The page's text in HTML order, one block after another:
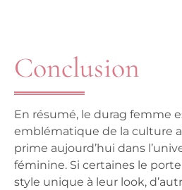
Conclusion
En résumé, le durag femme
emblématique de la culture
prime aujourd’hui dans
féminine. Si certaines le
style unique à leur look,